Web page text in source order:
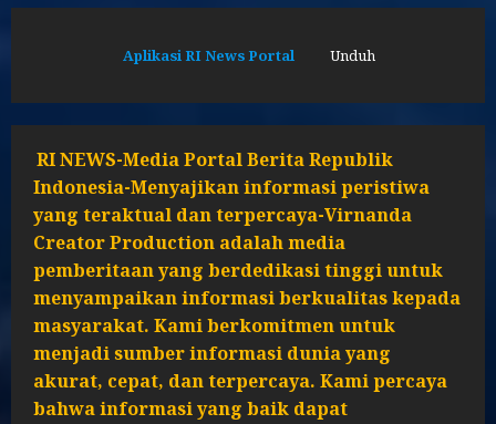
Aplikasi RI News Portal Unduh
RI NEWS-Media Portal Berita Republik
Indonesia-Menyajikan informasi peristiwa
yang teraktual dan terpercaya-Virnanda
Creator Production adalah media
pemberitaan yang berdedikasi tinggi untuk
menyampaikan informasi berkualitas kepada
masyarakat. Kami berkomitmen untuk
menjadi sumber informasi dunia yang
akurat, cepat, dan terpercaya. Kami percaya
bahwa informasi yang baik dapat